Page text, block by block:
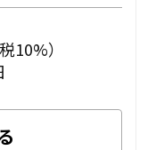
10%）